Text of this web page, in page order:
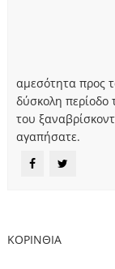
αμεσότητα προς
δύσκολη περίοδο
του
αγαπήσατε.
ΚΟΡΙΝΘΙΑ